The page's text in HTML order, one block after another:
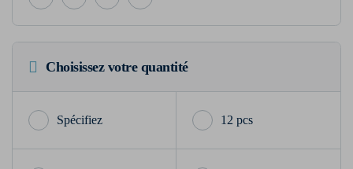
Choisissez votre quantité
12 pcs